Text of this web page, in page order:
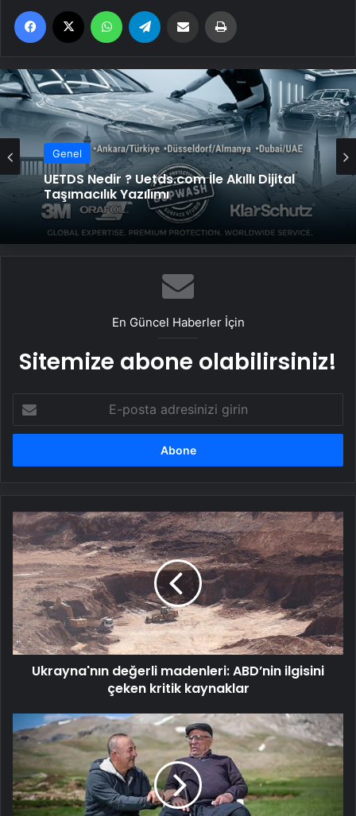
Facebook WhatsApp Email'den paylaş
Genel
UETDS Nedir ? Uetds.com İle Akıllı Dijital
Taşımacılık Yazılımı
En Güncel Haberler İçin
Sitemize abone olabilirsiniz!
posta
adresinizi
Ukrayna'nın
değerli
madenleri:
ABD’nin
ilgisini
çeken
kritik
kaynaklar
Ukrayna'nın değerli madenleri: ABD’nin ilgisini
çeken kritik kaynaklar
Mevlüt
Çavuşoğlu'nun
acı
günü